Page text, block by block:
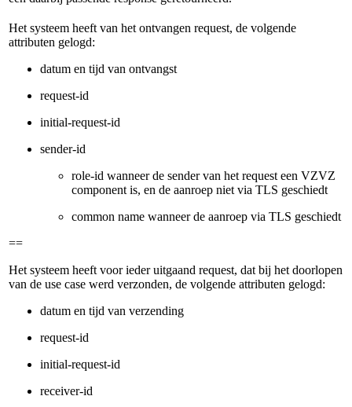
Het systeem heeft van het ontvangen request, de volgende
attributen gelogd:
datum en tijd van ontvangst
request-id
initial-request-id
sender-id
role-id wanneer de sender van het request een VZVZ
component is, en de aanroep niet via TLS geschiedt
common name wanneer de aanroep via TLS geschiedt
==
Het systeem heeft voor ieder uitgaand request, dat bij het doorlopen
van de use case werd verzonden, de volgende attributen gelogd:
datum en tijd van verzending
request-id
initial-request-id
receiver-id